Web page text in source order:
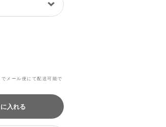
メール便にて配送可能で
入れる